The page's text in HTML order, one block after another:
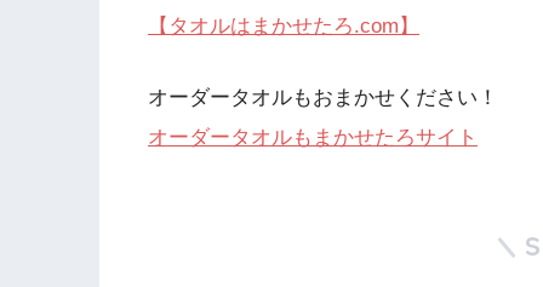
【タオルはまかせたろ.com】
オーダータオルもおまかせください！
オーダータオルもまかせたろサイト